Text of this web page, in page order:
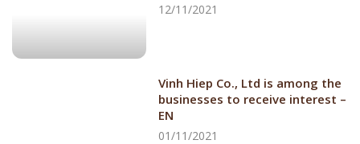
12/11/2021
Vinh Hiep Co., Ltd is among the
businesses to receive interest –
EN
01/11/2021